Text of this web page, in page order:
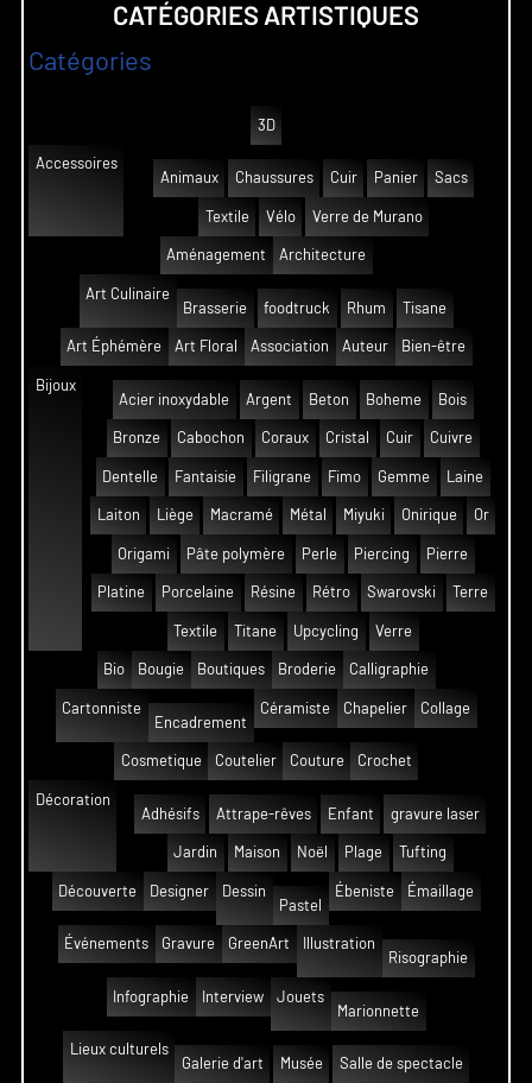
CATÉGORIES ARTISTIQUES
Catégories
3D
Accessoires
Animaux
Chaussures Cuir Panier Sacs
Textile Vélo Verre de Murano
Aménagement Architecture
Art Culinaire
Brasserie
foodtruck Rhum Tisane
Art Éphémère Art Floral Association Auteur Bien-être
Bijoux
Acier inoxydable
Argent Beton Boheme Bois
Bronze Cabochon Coraux Cristal Cuir Cuivre
Dentelle Fantaisie Filigrane Fimo Gemme Laine
Laiton Liège Macramé Métal Miyuki Onirique Or
Origami Pâte polymère Perle Piercing Pierre
Platine Porcelaine Résine Rétro Swarovski Terre
Textile Titane Upcycling Verre
Bio Bougie Boutiques Broderie Calligraphie
Cartonniste
Encadrement
Céramiste Chapelier Collage
Cosmetique Coutelier Couture Crochet
Décoration
Adhésifs
Attrape-rêves Enfant gravure laser
Jardin Maison Noël Plage Tufting
Découverte Designer
Dessin
Pastel
Ébeniste Émaillage
Événements Gravure GreenArt
Illustration
Risographie
Infographie Interview
Jouets
Marionnette
Lieux culturels
Galerie d'art
Musée Salle de spectacle